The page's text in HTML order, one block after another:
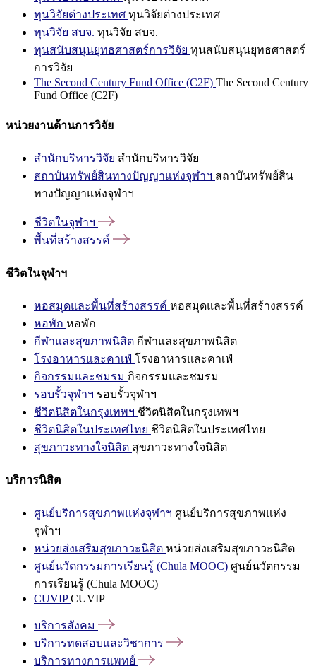
ทุนวิจัยต่างประเทศ ทุนวิจัยต่างประเทศ
ทุนวิจัย สบจ. ทุนวิจัย สบจ.
ทุนสนับสนุนยุทธศาสตร์การวิจัย ทุนสนับสนุนยุทธศาสตร์
การวิจัย
The Second Century Fund Office (C2F) The Second Century
Fund Office (C2F)
หน่วยงานด้านการวิจัย
สำนักบริหารวิจัย สำนักบริหารวิจัย
สถาบันทรัพย์สินทางปัญญาแห่งจุฬาฯ สถาบันทรัพย์สิน
ทางปัญญาแห่งจุฬาฯ
ชีวิตในจุฬาฯ
พื้นที่สร้างสรรค์
ชีวิตในจุฬาฯ
หอสมุดและพื้นที่สร้างสรรค์ หอสมุดและพื้นที่สร้างสรรค์
หอพัก หอพัก
กีฬาและสุขภาพนิสิต กีฬาและสุขภาพนิสิต
โรงอาหารและคาเฟ่ โรงอาหารและคาเฟ่
กิจกรรมและชมรม กิจกรรมและชมรม
รอบรั้วจุฬาฯ รอบรั้วจุฬาฯ
ชีวิตนิสิตในกรุงเทพฯ ชีวิตนิสิตในกรุงเทพฯ
ชีวิตนิสิตในประเทศไทย ชีวิตนิสิตในประเทศไทย
สุขภาวะทางใจนิสิต สุขภาวะทางใจนิสิต
บริการนิสิต
ศูนย์บริการสุขภาพแห่งจุฬาฯ ศูนย์บริการสุขภาพแห่ง
จุฬาฯ
หน่วยส่งเสริมสุขภาวะนิสิต หน่วยส่งเสริมสุขภาวะนิสิต
ศูนย์นวัตกรรมการเรียนรู้ (Chula MOOC) ศูนย์นวัตกรรม
การเรียนรู้ (Chula MOOC)
CUVIPCUVIP
บริการสังคม
บริการทดสอบและวิชาการ
บริการทางการแพทย์